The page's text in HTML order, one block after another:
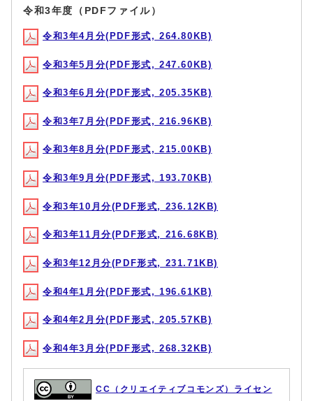
令和3年度（PDFファイル）
令和3年4月分(PDF形式, 264.80KB)
令和3年5月分(PDF形式, 247.60KB)
令和3年6月分(PDF形式, 205.35KB)
令和3年7月分(PDF形式, 216.96KB)
令和3年8月分(PDF形式, 215.00KB)
令和3年9月分(PDF形式, 193.70KB)
令和3年10月分(PDF形式, 236.12KB)
令和3年11月分(PDF形式, 216.68KB)
令和3年12月分(PDF形式, 231.71KB)
令和4年1月分(PDF形式, 196.61KB)
令和4年2月分(PDF形式, 205.57KB)
令和4年3月分(PDF形式, 268.32KB)
CC（クリエイティブコモンズ）ライセン